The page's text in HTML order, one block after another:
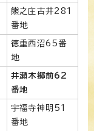
熊之庄古井281
番地
徳重西沼65番
地
井瀬木郷前62
番地
宇福寺神明51
番地